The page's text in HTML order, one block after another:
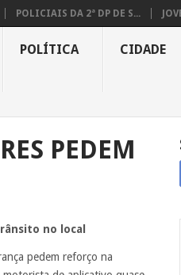
POLICIAIS DA 2ª DP DE S...
POLÍTICA CIDADE
PEDEM
no local
pedem reforço na